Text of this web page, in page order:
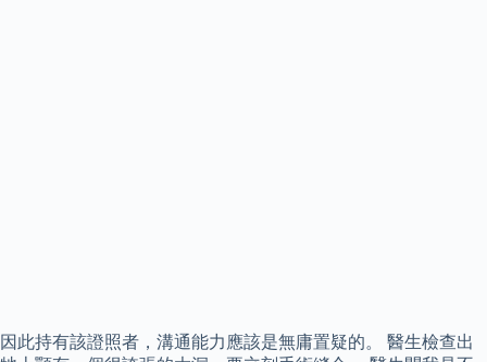
因此持有該證照者，溝通能力應該是無庸置疑的。 醫生檢查出